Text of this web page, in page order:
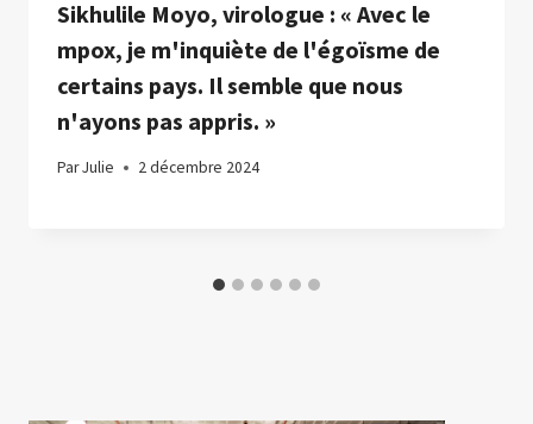
Sikhulile Moyo, virologue : « Avec le
mpox, je m'inquiète de l'égoïsme de
certains pays. Il semble que nous
n'ayons pas appris. »
ParJulie 2 décembre 2024